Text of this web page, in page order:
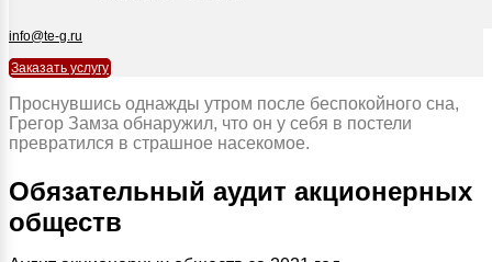
info@te-g.ru
Заказать услугу
Проснувшись однажды утром после беспокойного сна,
Грегор Замза обнаружил, что он у себя в постели
превратился в страшное насекомое.
Обязательный аудит акционерных
обществ